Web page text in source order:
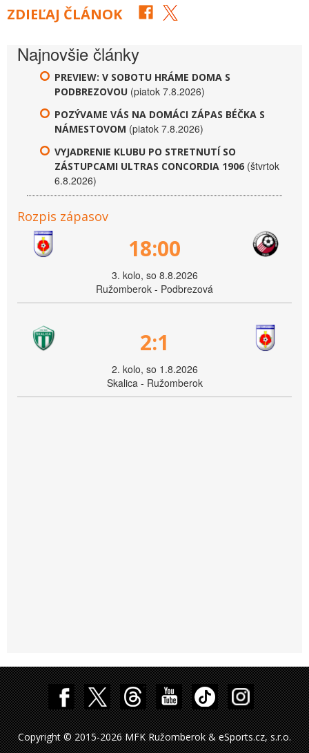
ZDIEĽAJ ČLÁNOK
Najnovšie články
PREVIEW: V SOBOTU HRÁME DOMA S
PODBREZOVOU (piatok 7.8.2026)
POZÝVAME VÁS NA DOMÁCI ZÁPAS BÉČKA S
NÁMESTOVOM (piatok 7.8.2026)
VYJADRENIE KLUBU PO STRETNUTÍ SO
ZÁSTUPCAMI ULTRAS CONCORDIA 1906 (štvrtok
6.8.2026)
Rozpis zápasov
18:00
3. kolo, so 8.8.2026
Ružomberok - Podbrezová
2:1
2. kolo, so 1.8.2026
Skalica - Ružomberok
Copyright © 2015-2026 MFK Ružomberok & eSports.cz, s.r.o.